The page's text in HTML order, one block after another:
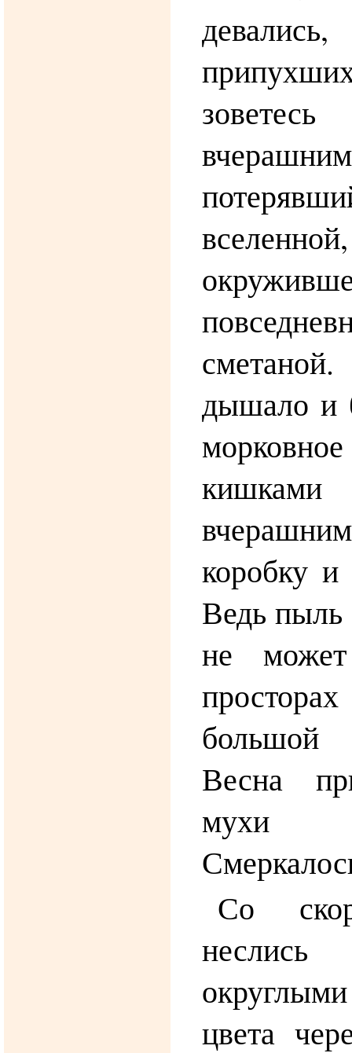
дышало и
коробку и
Ведь
не
Весна
мухи
Со
цвета